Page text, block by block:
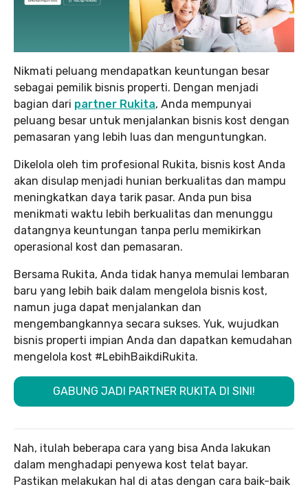
Nikmati peluang mendapatkan keuntungan besar
sebagai pemilik bisnis properti. Dengan menjadi
bagian dari partner Rukita, Anda mempunyai
peluang besar untuk menjalankan bisnis kost dengan
pemasaran yang lebih luas dan menguntungkan.
Dikelola oleh tim profesional Rukita, bisnis kost Anda
akan disulap menjadi hunian berkualitas dan mampu
meningkatkan daya tarik pasar. Anda pun bisa
menikmati waktu lebih berkualitas dan menunggu
datangnya keuntungan tanpa perlu memikirkan
operasional kost dan pemasaran.
Bersama Rukita, Anda tidak hanya memulai lembaran
baru yang lebih baik dalam mengelola bisnis kost,
namun juga dapat menjalankan dan
mengembangkannya secara sukses. Yuk, wujudkan
bisnis properti impian Anda dan dapatkan kemudahan
mengelola kost #LebihBaikdiRukita.
GABUNG JADI PARTNER RUKITA DI SINI!
Nah, itulah beberapa cara yang bisa Anda lakukan
dalam menghadapi penyewa kost telat bayar.
Pastikan melakukan hal di atas dengan cara baik-baik